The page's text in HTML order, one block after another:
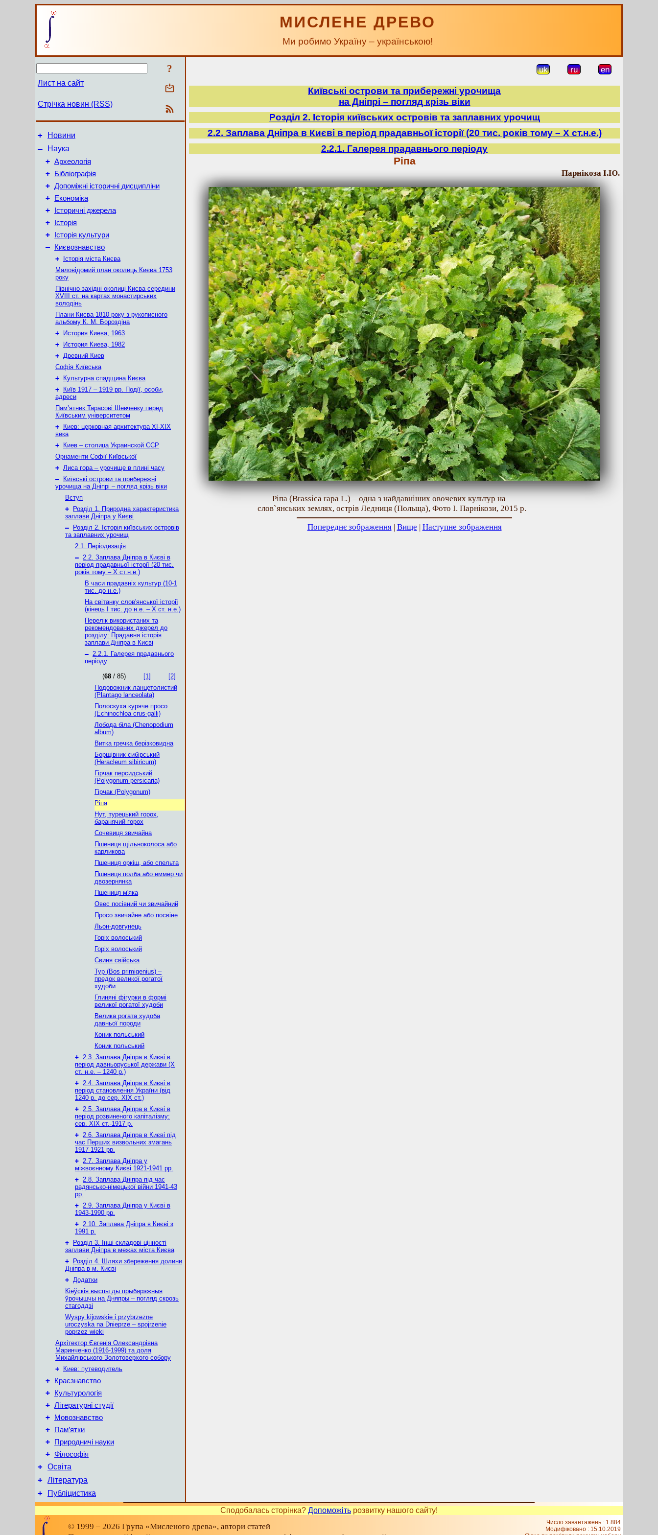
МИСЛЕНЕ ДРЕВО
Ми робимо Україну – українською!
?
Лист на сайт
Стрічка новин (RSS)
+ Новини
–
Наука
+ Археологія
+ Бібліографія
+ Допоміжні історичні дисципліни
+ Економіка
+ Історичні джерела
+ Історія
+ Історія культури
– Києвознавство
+
Історія міста Києва
Маловідомий план околиць Києва 1753
року
Північно-західні околиці Києва середини
XVIII ст. на картах монастирських
володінь
Плани Києва 1810 року з рукописного
альбому К. М. Бороздіна
+
История Киева, 1963
+
История Киева, 1982
+ Древний Киев
Софія Київська
+
Культурна спадщина Києва
+
Київ 1917 – 1919 рр. Події, особи,
адреси
Пам’ятник Тарасові Шевченку перед
Київським університетом
+
Киев: церковная архитектура XI-XIX
века
+
Киев – столица Украинской ССР
Орнаменти Софії Київської
+ Лиса гора – урочище в плині часу
–
Київські острови та прибережні
урочища на Дніпрі – погляд крізь віки
Вступ
+
Розділ 1. Природна характеристика
заплави Дніпра у Києві
–
Розділ 2. Історія київських островів
та заплавних урочищ
2.1. Періодизація
– 2.2. Заплава Дніпра в Києві в
період прадавньої історії (20 тис.
років тому – X ст.н.е.)
В часи прадавніх культур (10-1
тис. до н.е.)
На світанку слов'янської історії
(кінець І тис. до н.е. – X ст. н.е.)
Перелік використаних та
рекомендованих джерел до
розділу: Прадавня історія
заплави Дніпра в Києві
– 2.2.1. Галерея прадавнього
періоду
(68 / 85) [1]
[2]
Подорожник ланцетолистий
(Plantago lanceolata)
Полоскуха куряче просо
(Echinochloa crus-galli)
Лобода біла (Chenopodium
album)
Витка гречка берізковидна
Борщівник сибірський
(Heracleum sibiricum)
Гірчак персидський
(Polygonum persicaria)
Гірчак (Polygonum)
Ріпа
Нут, турецький горох,
баранячий горох
Сочевиця звичайна
Пшениця щільноколоса або
карликова
Пшениця оркіш, або спельта
Пшениця полба або еммер чи
двозернянка
Пшениця м'яка
Овес посівний чи звичайний
Просо звичайне або посвіне
Льон-довгунець
Горіх волоський
Горіх волоський
Свиня свійська
Тур (Bos primigenius) –
предок великої рогатої
худоби
Глиняні фігурки в формі
великої рогатої худоби
Велика рогата худоба
давньої породи
Коник польський
Коник польський
+ 2.3. Заплава Дніпра в Києві в
період давньоруської держави (Х
ст. н.е. – 1240 р.)
+ 2.4. Заплава Дніпра в Києві в
період становлення України (від
1240 р. до сер. ХІХ ст.)
+ 2.5. Заплава Дніпра в Києві в
період розвиненого капіталізму:
сер. ХІХ ст.-1917 р.
+ 2.6. Заплава Дніпра в Києві під
час Перших визвольних змагань
1917-1921 рр.
+ 2.7. Заплава Дніпра у
міжвоєнному Києві 1921-1941 рр.
+ 2.8. Заплава Дніпра під час
радянсько-німецької війни 1941-43
рр.
+ 2.9. Заплава Дніпра у Києві в
1943-1990 рр.
+ 2.10. Заплава Дніпра в Києві з
1991 р.
+
Розділ 3. Інші складові цінності
заплави Дніпра в межах міста Києва
+
Розділ 4. Шляхи збереження долини
Дніпра в м. Києві
+ Додатки
Кіеўскія выспы ды прыбярэжныя
ўрочышчы на Дняпры – погляд скрозь
стагоддзі
Wyspy kijowskie i przybrzeżne
uroczyska na Dnieprze – spojrzenie
poprzez wieki
Архітектор Євгенія Олександрівна
Маринченко (1916-1999) та доля
Михайлівського Золотоверхого собору
+
Киев: путеводитель
+ Краєзнавство
+ Культурологія
+ Літературні студії
+ Мовознавство
+ Пам’ятки
+ Природничі науки
+ Філософія
+ Освіта
+ Література
+ Публіцистика
uk ru en
Київські острови та прибережні урочища
на Дніпрі – погляд крізь віки
Розділ 2. Історія київських островів та заплавних урочищ
2.2. Заплава Дніпра в Києві в період прадавньої історії (20 тис. років тому – X ст.н.е.)
2.2.1. Галерея прадавнього періоду
Ріпа
Парнікоза І.Ю.
Ріпа (Brassica rapa L.) – одна з найдавніших овочевих культур на
слов`янських землях, острів Ледниця (Польща), Фото І. Парнікози, 2015 р.
Попереднє зображення| Вище | Наступне зображення
Сподобалась сторінка? Допоможіть розвитку нашого сайту!
© 1999 – 2026 Група «Мисленого древа», автори статей
Число завантажень : 1 884
Модифіковано : 15.10.2019